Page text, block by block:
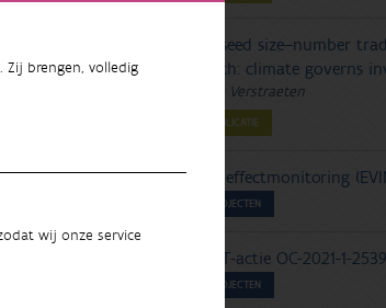
Zij brengen, volledig
wij onze service
No seed size–number
beech: climate governs
Arne Verstraeten
PUBLICATIE
PAS-effectmonitoring
PROJECTEN
COST-actie OC-2021-1-
PROJECTEN